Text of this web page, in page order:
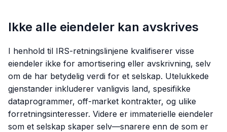
Ikke alle eiendeler kan avskrives
I henhold til IRS-retningslinjene kvalifiserer visse
eiendeler ikke for amortisering eller avskrivning, selv
om de har betydelig verdi for et selskap. Utelukkede
gjenstander inkluderer vanligvis land, spesifikke
dataprogrammer, off-market kontrakter, og ulike
forretningsinteresser. Videre er immaterielle eiendeler
som et selskap skaper selv—snarere enn de som er